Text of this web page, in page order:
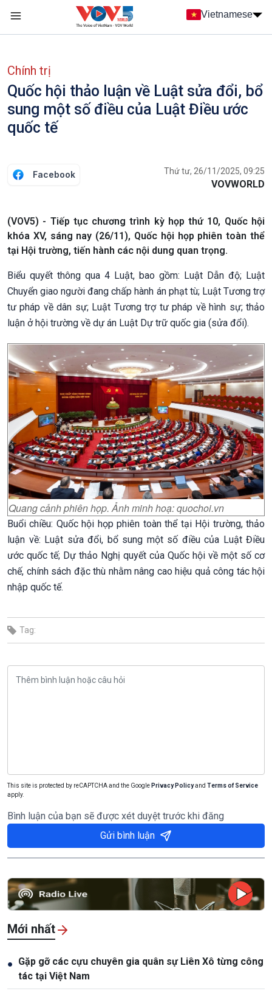
Nhảy đến nội dung
Vietnamese
Chính trị
Quốc hội thảo luận về Luật sửa đổi, bổ
sung một số điều của Luật Điều ước
quốc tế
Facebook Thứ tư, 26/11/2025, 09:25
VOVWORLD
(VOV5) - Tiếp tục chương trình kỳ họp thứ 10, Quốc hội
khóa XV, sáng nay (26/11), Quốc hội họp phiên toàn thể
tại Hội trường, tiến hành các nội dung quan trọng.
Biểu quyết thông qua 4 Luật, bao gồm: Luật Dẫn độ; Luật
Chuyển giao người đang chấp hành án phạt tù; Luật Tương trợ
tư pháp về dân sự; Luật Tương trợ tư pháp về hình sự; thảo
luận ở hội trường về dự án Luật Dự trữ quốc gia (sửa đổi).
Quang cảnh phiên họp. Ảnh minh hoạ: quochoi.vn
Buổi chiều: Quốc hội họp phiên toàn thể tại Hội trường, thảo
luận về: Luật sửa đổi, bổ sung một số điều của Luật Điều
ước quốc tế; Dự thảo Nghị quyết của Quốc hội về một số cơ
chế, chính sách đặc thù nhằm nâng cao hiệu quả công tác hội
nhập quốc tế.
Tag:
This site is protected by reCAPTCHA and the Google Privacy Policyand Terms of Service
apply.
Bình luận của bạn sẽ được xét duyệt trước khi đăng
Gửi bình luận
Mới nhất
● Gặp gỡ các cựu chuyên gia quân sự Liên Xô từng công
tác tại Việt Nam